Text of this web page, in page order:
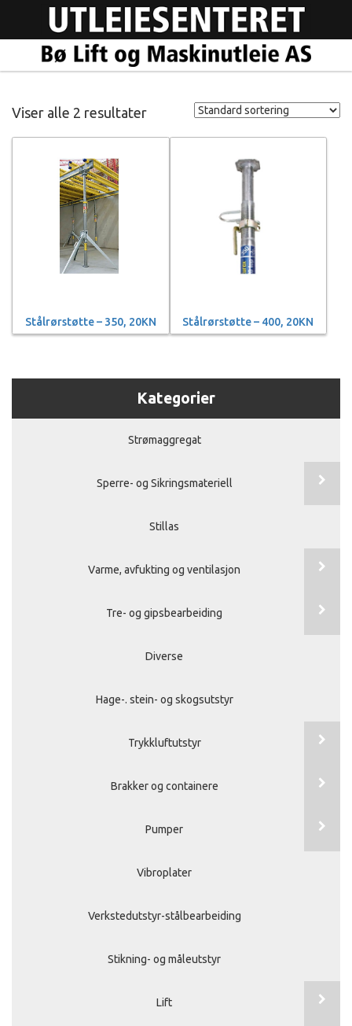
Viser alle 2 resultater
Stålrørstøtte – 350, 20KN Stålrørstøtte – 400, 20KN
Kategorier
Strømaggregat
Sperre- og Sikringsmateriell
Stillas
Varme, avfukting og ventilasjon
Tre- og gipsbearbeiding
Diverse
Hage-. stein- og skogsutstyr
Trykkluftutstyr
Brakker og containere
Pumper
Vibroplater
Verkstedutstyr-stålbearbeiding
Stikning- og måleutstyr
Lift